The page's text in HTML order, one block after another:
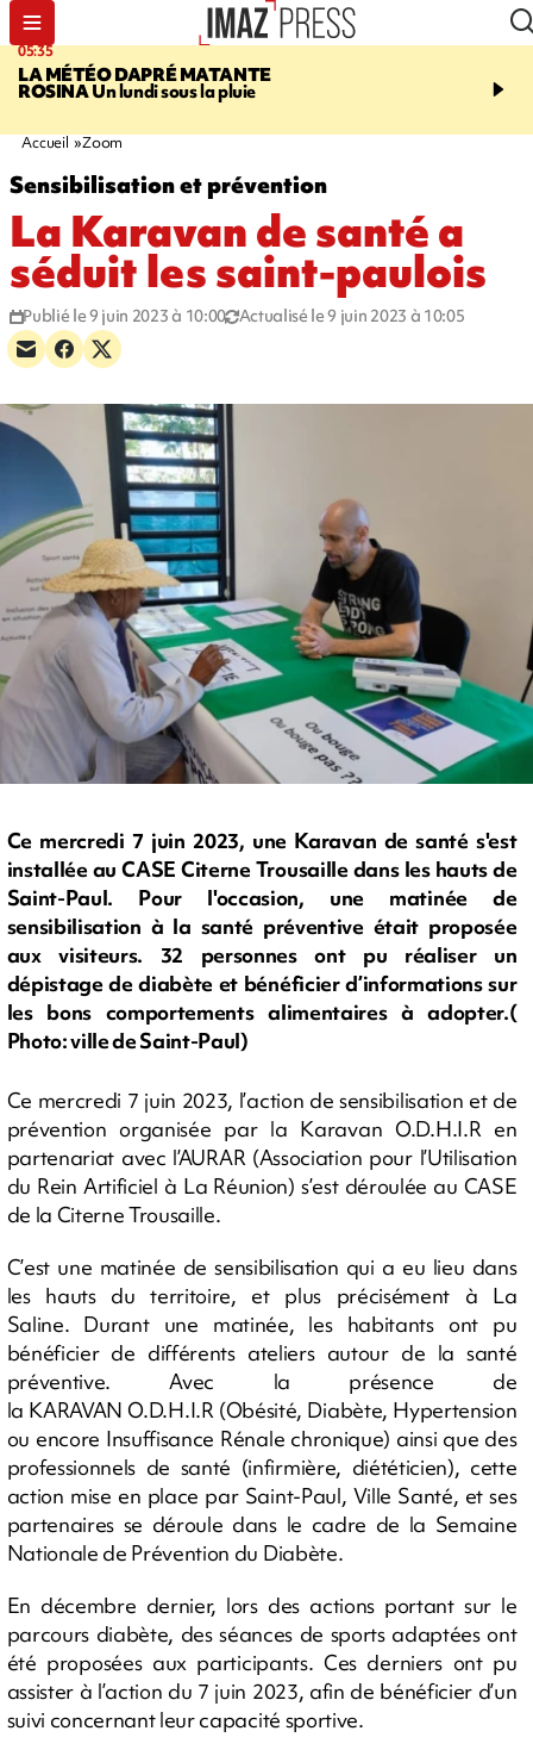
05:35
LA MÉTÉO DAPRÉ MATANTE
ROSINAUn lundi sous la pluie
07:47
ses deux enfants
Accueil Zoom
Sensibilisation et prévention
La Karavan de santé a
séduit les saint-paulois
Publié le 9 juin 2023 à 10:00 Actualisé le 9 juin 2023 à 10:05
Ce mercredi 7 juin 2023, une Karavan de santé s'est
installée au CASE Citerne Trousaille dans les hauts de
Saint-Paul. Pour l'occasion, une matinée de
sensibilisation à la santé préventive était proposée
aux visiteurs. 32 personnes ont pu réaliser un
dépistage de diabète et bénéficier d’informations sur
les bons comportements alimentaires à adopter.(
Photo: ville de Saint-Paul)
Ce mercredi 7 juin 2023, l’action de sensibilisation et de
prévention organisée par la Karavan O.D.H.I.R en
partenariat avec l’AURAR (Association pour l’Utilisation
du Rein Artificiel à La Réunion) s’est déroulée au CASE
de la Citerne Trousaille.
C’est une matinée de sensibilisation qui a eu lieu dans
les hauts du territoire, et plus précisément à La
Saline. Durant une matinée, les habitants ont pu
bénéficier de différents ateliers autour de la santé
préventive. Avec la présence de
la KARAVAN O.D.H.I.R (Obésité, Diabète, Hypertension
ou encore Insuffisance Rénale chronique) ainsi que des
professionnels de santé (infirmière, diététicien), cette
action mise en place par Saint-Paul, Ville Santé, et ses
partenaires se déroule dans le cadre de la Semaine
Nationale de Prévention du Diabète.
En décembre dernier, lors des actions portant sur le
parcours diabète, des séances de sports adaptées ont
été proposées aux participants. Ces derniers ont pu
assister à l’action du 7 juin 2023, afin de bénéficier d’un
suivi concernant leur capacité sportive.